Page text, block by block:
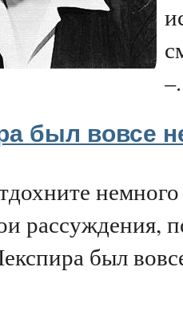
был вовсе
рассуждения,
был